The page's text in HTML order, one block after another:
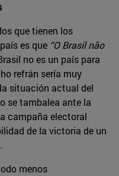
que tienen los
es que “O Brasil não
no es un país para
refrán sería muy
situación actual del
se tambalea ante la
campaña electoral
de la victoria de un
menos